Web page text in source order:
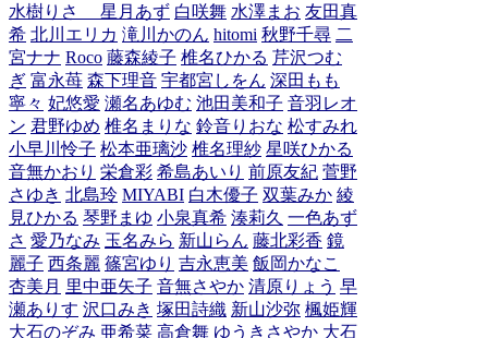
水樹りさ 星月あず 白咲舞 水澤まお 友田真
希 北川エリカ 滝川かのん hitomi 秋野千尋 二
宮ナナ Roco 藤森綾子 椎名ひかる 芹沢つむ
ぎ 富永苺 森下理音 宇都宮しをん 深田もも
寧々 妃悠愛 瀬名あゆむ 池田美和子 音羽レオ
ン 君野ゆめ 椎名まりな 鈴音りおな 松すみれ
小早川怜子 松本亜璃沙 椎名理紗 星咲ひかる
音無かおり 栄倉彩 希島あいり 前原友紀 菅野
さゆき 北島玲 MIYABI 白木優子 双葉みか 綾
見ひかる 琴野まゆ 小泉真希 湊莉久 一色あず
さ 愛乃なみ 玉名みら 新山らん 藤北彩香 鏡
麗子 西条麗 篠宮ゆり 吉永恵美 飯岡かなこ
杏美月 里中亜矢子 音無さやか 清原りょう 早
瀬ありす 沢口みき 塚田詩織 新山沙弥 楓姫輝
大石のぞみ 亜希菜 高倉舞 ゆうきさやか 大石